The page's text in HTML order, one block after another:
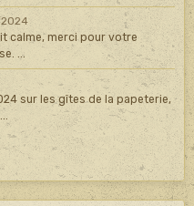
calme, merci pour votre
...
sur les gîtes de la papeterie,